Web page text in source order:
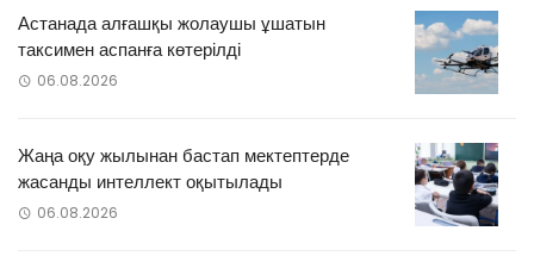
Астанада алғашқы жолаушы ұшатын
таксимен аспанға көтерілді
06.08.2026
Жаңа оқу жылынан бастап мектептерде
жасанды интеллект оқытылады
06.08.2026